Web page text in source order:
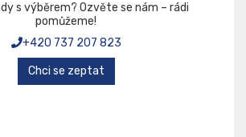
s výběrem? Ozvěte se nám – rádi
pomůžeme!
+420 737 207 823
Chci se zeptat